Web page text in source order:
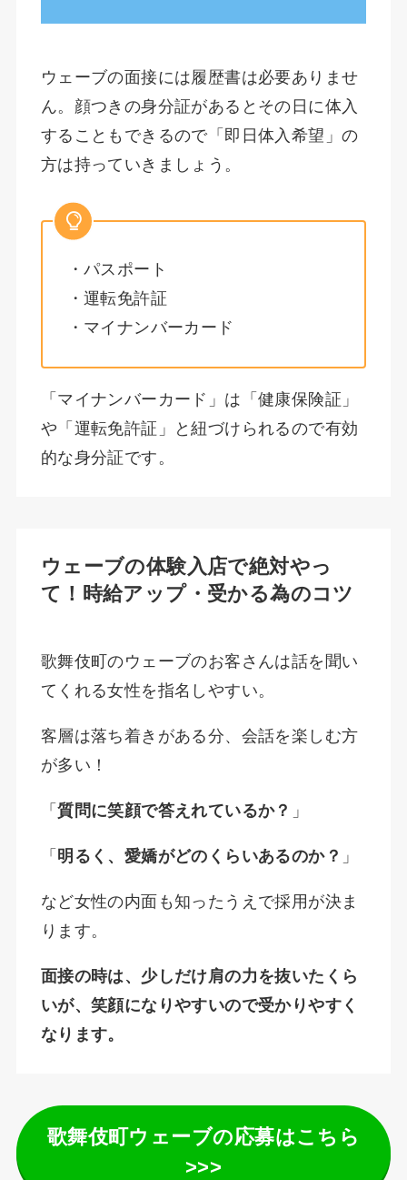
ウェーブの面接には履歴書は必要ありませ
ん。顔つきの身分証があるとその日に体入
することもできるので「即日体入希望」の
方は持っていきましょう。
・パスポート
・運転免許証
・マイナンバーカード
「マイナンバーカード」は「健康保険証」
や「運転免許証」と紐づけられるので有効
的な身分証です。
ウェーブの体験入店で絶対やっ
て！時給アップ・受かる為のコツ
歌舞伎町のウェーブのお客さんは話を聞い
てくれる女性を指名しやすい。
客層は落ち着きがある分、会話を楽しむ方
が多い！
「質問に笑顔で答えれているか？ 」
「 明るく、愛嬌がどのくらいあるのか？ 」
など女性の内面も知ったうえで採用が決ま
ります。
面接の時は、少しだけ肩の力を抜いたくら
いが、笑顔になりやすいので受かりやすく
なります。
歌舞伎町ウェーブの応募はこちら
>>>